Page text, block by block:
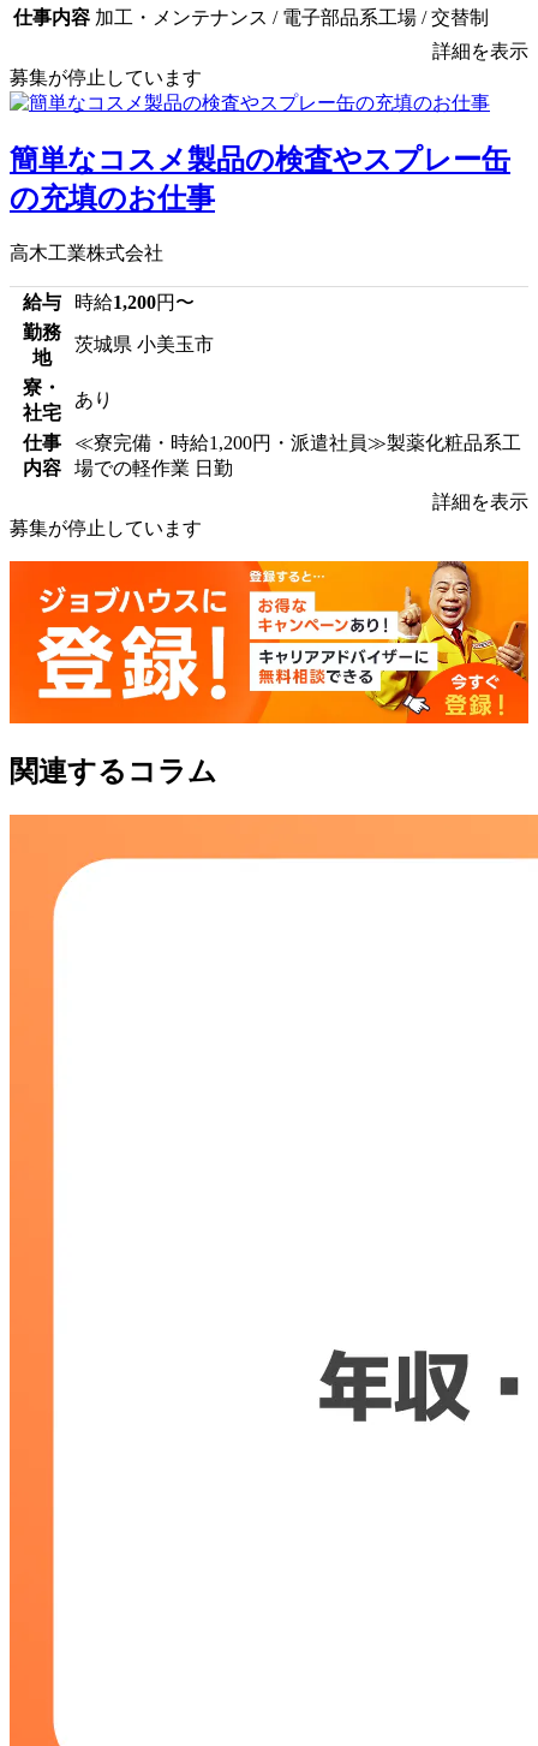
仕事内容 加工・メンテナンス / 電子部品系工場 / 交替制
詳細を表示
募集が停止しています
簡単なコスメ製品の検査やスプレー缶
の充填のお仕事
高木工業株式会社
給与 時給1,200円〜
勤務
地
茨城県 小美玉市
寮・
社宅
あり
仕事
内容
≪寮完備・時給1,200円・派遣社員≫製薬化粧品系工
場での軽作業 日勤
詳細を表示
募集が停止しています
関連するコラム